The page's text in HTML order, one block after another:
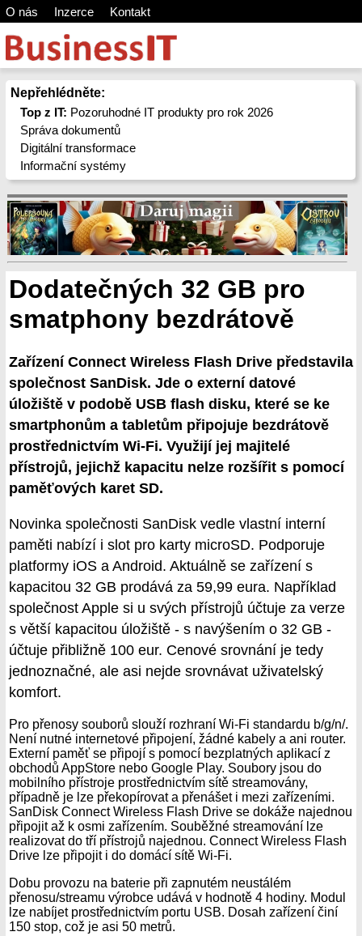
O nás Inzerce Kontakt
Nepřehlédněte:
Top z IT: Pozoruhodné IT produkty pro rok 2026
Správa dokumentů
Digitální transformace
Informační systémy
Dodatečných 32 GB pro
smatphony bezdrátově
Zařízení Connect Wireless Flash Drive představila
společnost SanDisk. Jde o externí datové
úložiště v podobě USB flash disku, které se ke
smartphonům a tabletům připojuje bezdrátově
prostřednictvím Wi-Fi. Využijí jej majitelé
přístrojů, jejichž kapacitu nelze rozšířit s pomocí
paměťových karet SD.
Novinka společnosti SanDisk vedle vlastní interní
paměti nabízí i slot pro karty microSD. Podporuje
platformy iOS a Android. Aktuálně se zařízení s
kapacitou 32 GB prodává za 59,99 eura. Například
společnost Apple si u svých přístrojů účtuje za verze
s větší kapacitou úložiště - s navýšením o 32 GB -
účtuje přibližně 100 eur. Cenové srovnání je tedy
jednoznačné, ale asi nejde srovnávat uživatelský
komfort.
Pro přenosy souborů slouží rozhraní Wi-Fi standardu b/g/n/.
Není nutné internetové připojení, žádné kabely a ani router.
Externí paměť se připojí s pomocí bezplatných aplikací z
obchodů AppStore nebo Google Play. Soubory jsou do
mobilního přístroje prostřednictvím sítě streamovány,
případně je lze překopírovat a přenášet i mezi zařízeními.
SanDisk Connect Wireless Flash Drive se dokáže najednou
připojit až k osmi zařízením. Souběžné streamování lze
realizovat do tří přístrojů najednou. Connect Wireless Flash
Drive lze připojit i do domácí sítě Wi-Fi.
Dobu provozu na baterie při zapnutém neustálém
přenosu/streamu výrobce udává v hodnotě 4 hodiny. Modul
lze nabíjet prostřednictvím portu USB. Dosah zařízení činí
150 stop, což je asi 50 metrů.